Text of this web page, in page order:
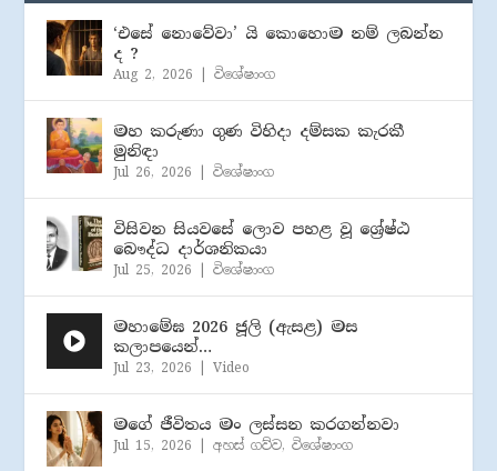
‘එසේ නොවේවා’ යි කොහොම නම් ලබන්න
ද ?
Aug 2, 2026 |විශේෂාංග
මහ කරුණා ගුණ විහිදා දම්සක කැරකී
මුනිඳා
Jul 26, 2026 |විශේෂාංග
විසිවන සියවසේ ලොව පහළ වූ ශ්‍රේෂ්ඨ
බෞද්ධ දාර්ශනිකයා
Jul 25, 2026 |විශේෂාංග
මහාමේඝ 2026 ජූලි (​ඇසළ) මස
කලාපයෙන්…
Jul 23, 2026 |Video
මගේ ජීවිතය මං ලස්සන කරගන්නවා
Jul 15, 2026 |අහස් ගව්ව,විශේෂාංග